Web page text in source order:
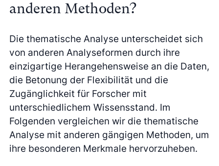
anderen Methoden?
Die thematische Analyse unterscheidet sich
von anderen Analyseformen durch ihre
einzigartige Herangehensweise an die Daten,
die Betonung der Flexibilität und die
Zugänglichkeit für Forscher mit
unterschiedlichem Wissensstand. Im
Folgenden vergleichen wir die thematische
Analyse mit anderen gängigen Methoden, um
ihre besonderen Merkmale hervorzuheben.